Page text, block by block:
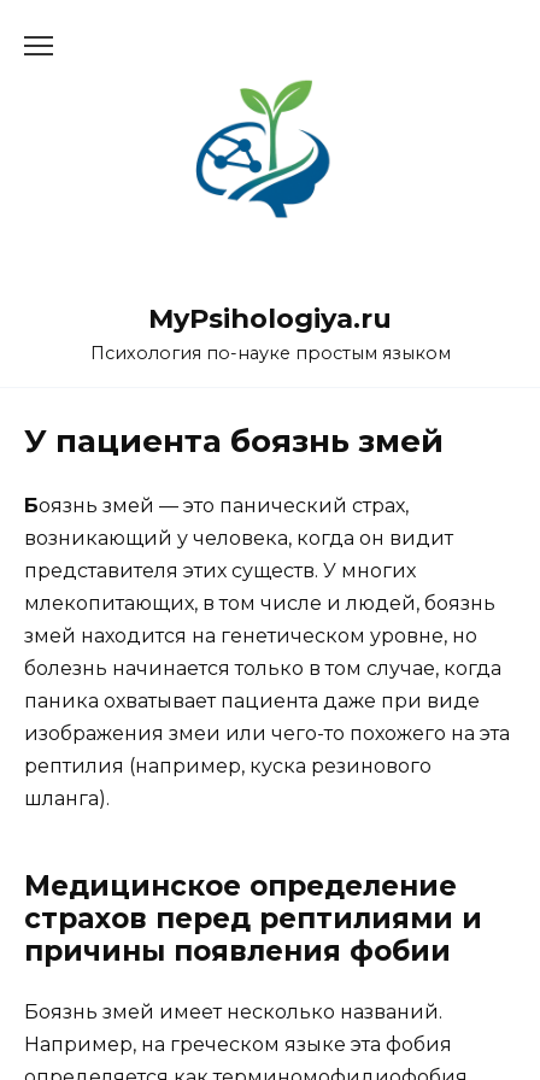
MyPsihologiya.ru
Психология по-науке простым языком
У пациента боязнь змей
Боязнь змей — это панический страх,
возникающий у человека, когда он видит
представителя этих существ. У многих
млекопитающих, в том числе и людей, боязнь
змей находится на генетическом уровне, но
болезнь начинается только в том случае, когда
паника охватывает пациента даже при виде
изображения змеи или чего-то похожего на эта
рептилия (например, куска резинового
шланга).
Медицинское определение
страхов перед рептилиями и
причины появления фобии
Боязнь змей имеет несколько названий.
Например, на греческом языке эта фобия